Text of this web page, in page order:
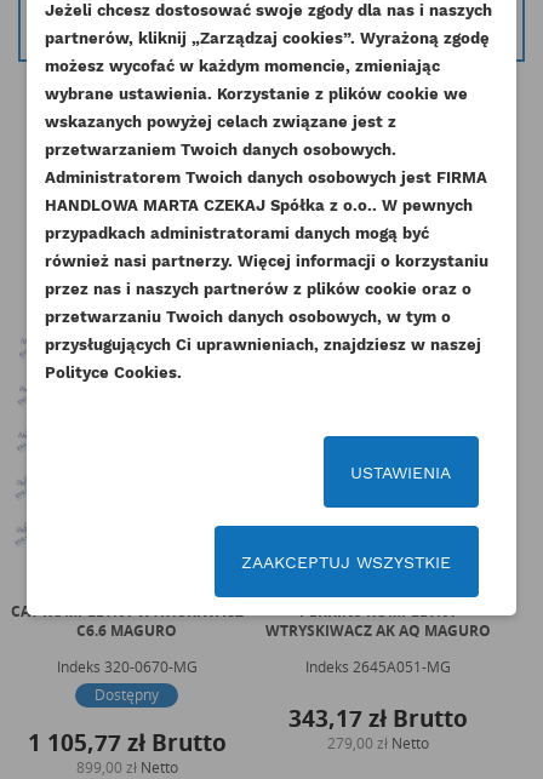
DODAJ DO LISTY ŻYCZEŃ
add_circle_outline Stwórz nową listę życzeń
UTWÓRZ LISTĘ ŻYCZEŃ
NAZWA LISTY ŻYCZEŃ
Anuluj Utwórz listę życzeń
ZALOGUJ SIĘ
Musisz być zalogowany by zapisać produkty na
swojej liście życzeń.
Anuluj Zaloguj się
info@esilniki24.pl
Pozostałe produkty w tej kategorii:
CAT KOMPLETNY WTRYSKIWACZ
C6.6 MAGURO
Indeks 320-0670-MG
Dostępny
1 105,77 złBrutto
899,00 zł Netto
PERKINS KOMPLETNY
WTRYSKIWACZ AK AQ MAGURO
Indeks 2645A051-MG
343,17 złBrutto
279,00 zł Netto
Jeżeli chcesz dostosować swoje zgody dla nas i naszych
partnerów, kliknij „Zarządzaj cookies”. Wyrażoną zgodę
możesz wycofać w każdym momencie, zmieniając
wybrane ustawienia. Korzystanie z plików cookie we
wskazanych powyżej celach związane jest z
przetwarzaniem Twoich danych osobowych.
Administratorem Twoich danych osobowych jest FIRMA
HANDLOWA MARTA CZEKAJ Spółka z o.o.. W pewnych
przypadkach administratorami danych mogą być
również nasi partnerzy. Więcej informacji o korzystaniu
przez nas i naszych partnerów z plików cookie oraz o
przetwarzaniu Twoich danych osobowych, w tym o
przysługujących Ci uprawnieniach, znajdziesz w naszej
Polityce Cookies.
USTAWIENIA
ZAAKCEPTUJ WSZYSTKIE